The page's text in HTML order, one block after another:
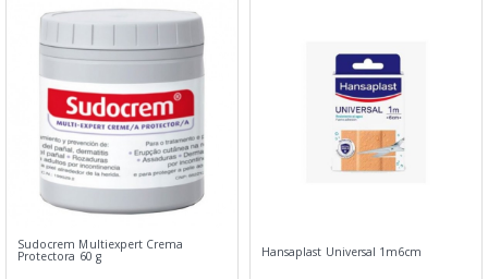
Sudocrem Multiexpert Crema
Protectora 60 g Hansaplast Universal 1m6cm